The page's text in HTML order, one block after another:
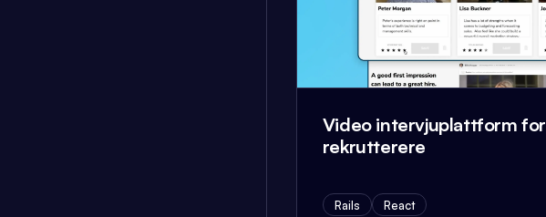
Video intervjuplattform for
rekrutterere
Rails React